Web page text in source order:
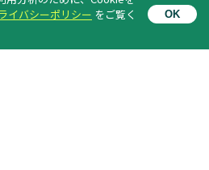
Letter のご案内
レスを登録すると、
イバシーポリシー をご覧く
OK